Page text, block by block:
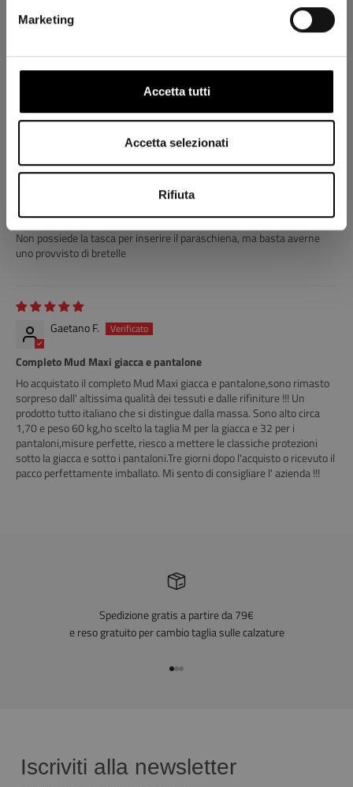
Marketing
Accetta tutti
Accetta selezionati
Rifiuta
massimiliano
perfetta
Tessuti ottimi che lasciano libertà di movimento una volta indossati.
Non possiede la tasca per inserire il paraschiena, ma basta averne
uno provvisto di bretelle
Gaetano F.
Completo Mud Maxi giacca e pantalone
Ho acquistato il completo Mud Maxi giacca e pantalone,sono rimasto
sorpreso dall' altissima qualità dei tessuti e dalle rifiniture !!! Un
prodotto tutto italiano che si distingue dalla massa. Sono alto circa
1,70 e peso 60 kg,ho scelto la taglia M per la giacca e 32 per i
pantaloni,misure perfette, riesco a mettere le classiche protezioni
sotto la giacca e sotto i pantaloni.Tre giorni dopo l'acquisto o ricevuto il
pacco perfettamente imballato. Mi sento di consigliare l' azienda !!!
Spedizione gratis a partire da 79€
e reso gratuito per cambio taglia sulle calzature
Vai all'articolo 1
Vai all'articolo 2
Vai all'articolo 3
Iscriviti alla newsletter